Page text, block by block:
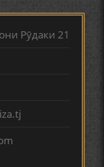
УСМОНОВА
Г.Ф.
Рӯдаки 21